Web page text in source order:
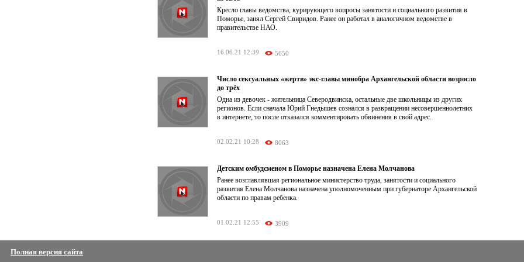
Кресло главы ведомства, курирующего вопросы занятости и социального развития в
Поморье, занял Сергей Свиридов. Ранее он работал в аналогичном ведомстве в
правительстве НАО.
16.06.21 12:39 5650
Число сексуальных «жертв» экс-главы минобра Архангельской области возросло
до трёх
Одна из девочек - жительница Северодвинска, остальные две школьницы из других
регионов. Если сначала Юрий Гнедышев сознался в развращении несовершеннолетних
в интернете, то после отказался комментировать обвинения в свой адрес.
02.02.21 10:28 8063
Детским омбудсменом в Поморье назначена Елена Молчанова
Ранее возглавлявшая региональное министерство труда, занятости и социального
развития Елена Молчанова назначена уполномоченным при губернаторе Архангельской
области по правам ребенка.
01.02.21 12:55 3909
Полная версия сайта